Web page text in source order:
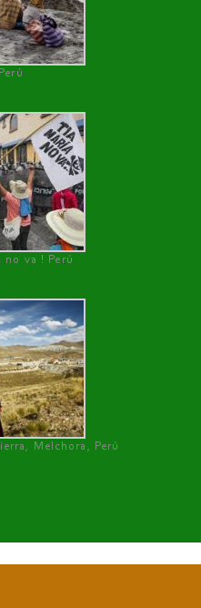
Perú
no va ! Perú
Melchora, Perú